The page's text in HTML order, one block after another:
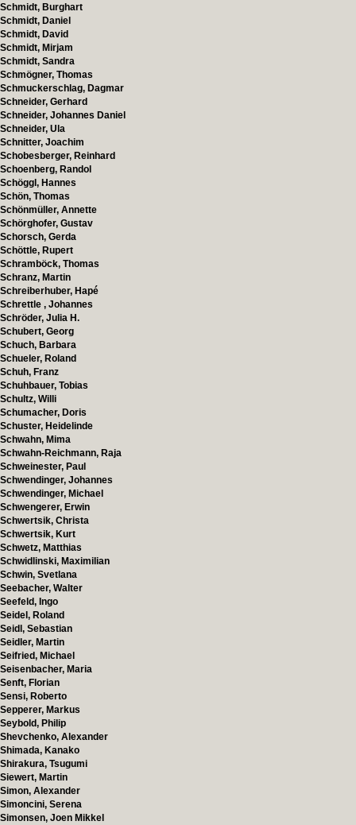
Schmidt, Burghart
Schmidt, Daniel
Schmidt, David
Schmidt, Mirjam
Schmidt, Sandra
Schmögner, Thomas
Schmuckerschlag, Dagmar
Schneider, Gerhard
Schneider, Johannes Daniel
Schneider, Ula
Schnitter, Joachim
Schobesberger, Reinhard
Schoenberg, Randol
Schöggl, Hannes
Schön, Thomas
Schönmüller, Annette
Schörghofer, Gustav
Schorsch, Gerda
Schöttle, Rupert
Schramböck, Thomas
Schranz, Martin
Schreiberhuber, Hapé
Schrettle , Johannes
Schröder, Julia H.
Schubert, Georg
Schuch, Barbara
Schueler, Roland
Schuh, Franz
Schuhbauer, Tobias
Schultz, Willi
Schumacher, Doris
Schuster, Heidelinde
Schwahn, Mima
Schwahn-Reichmann, Raja
Schweinester, Paul
Schwendinger, Johannes
Schwendinger, Michael
Schwengerer, Erwin
Schwertsik, Christa
Schwertsik, Kurt
Schwetz, Matthias
Schwidlinski, Maximilian
Schwin, Svetlana
Seebacher, Walter
Seefeld, Ingo
Seidel, Roland
Seidl, Sebastian
Seidler, Martin
Seifried, Michael
Seisenbacher, Maria
Senft, Florian
Sensi, Roberto
Sepperer, Markus
Seybold, Philip
Shevchenko, Alexander
Shimada, Kanako
Shirakura, Tsugumi
Siewert, Martin
Simon, Alexander
Simoncini, Serena
Simonsen, Joen Mikkel